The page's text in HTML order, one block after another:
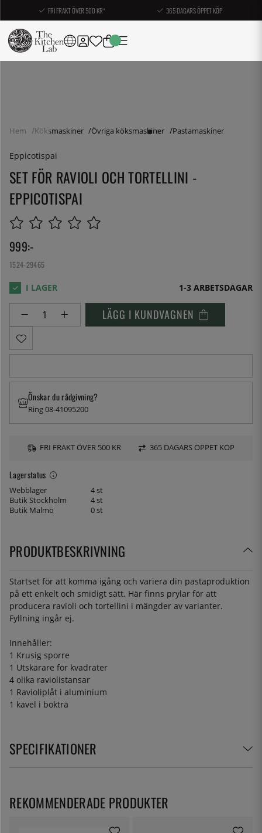
FRI FRAKT ÖVER 500 KR* 365 DAGARS ÖPPET KÖP
Hem Köksmaskiner Övriga köksmaskiner Pastamaskiner
Eppicotispai
SET FÖR RAVIOLI OCH TORTELLINI -
EPPICOTISPAI
999:-
1524-29465
1-3 ARBETSDAGAR
LÄGG I KUNDVAGNEN
Lagerstatus
Webblager
4 st
Butik Stockholm
4 st
Butik Malmö
0 st
Önskar du rådgivning?
Ring 08-41095200
FRI FRAKT ÖVER 500 KR 365 DAGARS ÖPPET KÖP
PRODUKTBESKRIVNING
Startset för att komma igång och variera din pastaproduktion
på ett enkelt och smidigt sätt. Här finns prylar för att
producera ravioli och tortellini i mängder av varianter.
Fyllning ingår ej.
Innehåller:
1 Krusig sporre
1 Utskärare för kvadrater
4 olika raviolistansar
1 Ravioliplåt i aluminium
1 kavel i bokträ
SPECIFIKATIONER
REKOMMENDERADE PRODUKTER